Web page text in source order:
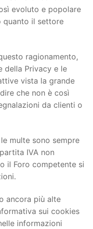
evoluto e popolare
quanto il settore
ragionamento,
della Privacy e le
vista la grande
che non è così
da clienti o
multe sono sempre
IVA non
il Foro competente si
ancora più alte
sui cookies
informazioni